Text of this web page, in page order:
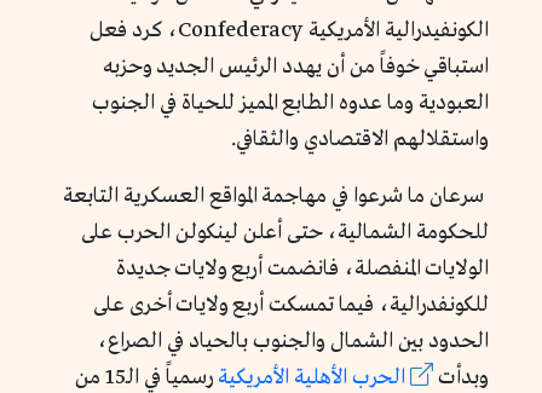
الكونفيدرالية الأمريكية Confederacy، كرد فعل
استباقي خوفاً من أن يهدد الرئيس الجديد وحزبه
العبودية وما عدوه الطابع المميز للحياة في الجنوب
واستقلالهم الاقتصادي والثقافي.
سرعان ما شرعوا في مهاجمة المواقع العسكرية التابعة
للحكومة الشمالية، حتى أعلن لينكولن الحرب على
الولايات المنفصلة، فانضمت أربع ولايات جديدة
للكونفدرالية، فيما تمسكت أربع ولايات أخرى على
الحدود بين الشمال والجنوب بالحياد في الصراع،
وبدأت
الحرب الأهلية الأمريكية
رسمياً في الـ15 من